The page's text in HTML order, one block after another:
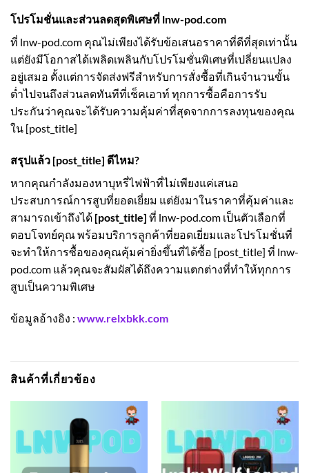
โปรโมชั่นและส่วนลดสุดพิเศษที่ lnw-pod.com
ที่ lnw-pod.com คุณไม่เพียงได้รับข้อเสนอราคาที่ดีที่สุดเท่านั้น
แต่ยังมีโอกาสได้เพลิดเพลินกับโปรโมชั่นพิเศษที่เปลี่ยนแปลง
อยู่เสมอ ตั้งแต่การจัดส่งฟรีสำหรับการสั่งซื้อที่เกินจำนวนขั้น
ต่ำไปจนถึงส่วนลดทันทีที่เช็คเอาท์ ทุกการซื้อคือการรับ
ประกันว่าคุณจะได้รับความคุ้มค่าที่สุดจากการลงทุนของคุณ
ใน [post_title]
สรุปแล้ว [post_title] ดีไหม?
หากคุณกำลังมองหาบุหรี่ไฟฟ้าที่ไม่เพียงแค่เสนอ
ประสบการณ์การสูบที่ยอดเยี่ยม แต่ยังมาในราคาที่คุ้มค่าและ
สามารถเข้าถึงได้ [post_title] ที่ lnw-pod.com เป็นตัวเลือกที่
ตอบโจทย์คุณ พร้อมบริการลูกค้าที่ยอดเยี่ยมและโปรโมชั่นที่
จะทำให้การซื้อของคุณคุ้มค่ายิ่งขึ้นที่ได้ซื้อ [post_title] ที่ lnw-
pod.com แล้วคุณจะสัมผัสได้ถึงความแตกต่างที่ทำให้ทุกการ
สูบเป็นความพิเศษ
ข้อมูลอ้างอิง : www.relxbkk.com
สินค้าที่เกี่ยวข้อง